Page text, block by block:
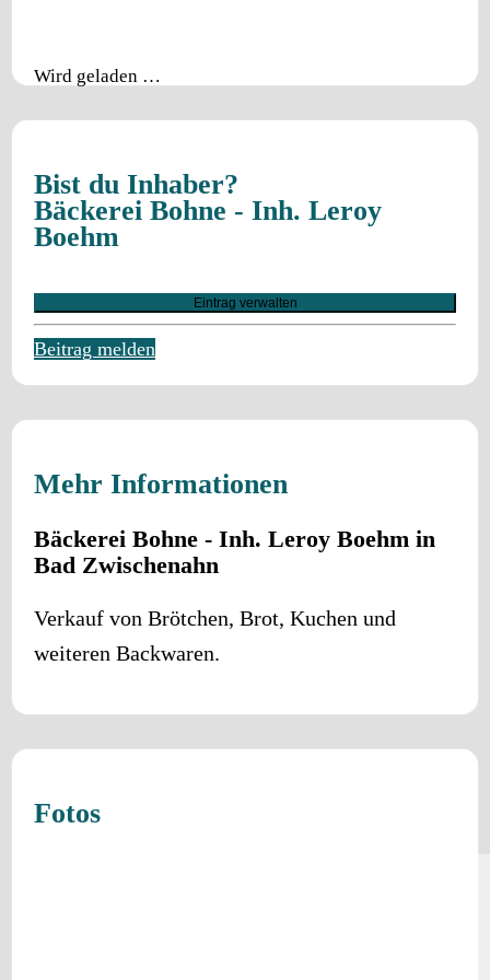
Wird geladen …
Bist du Inhaber?
Bäckerei Bohne - Inh. Leroy
Boehm
Eintrag verwalten
Beitrag melden
Mehr Informationen
Bäckerei Bohne - Inh. Leroy Boehm in
Bad Zwischenahn
Verkauf von Brötchen, Brot, Kuchen und
weiteren Backwaren.
Fotos